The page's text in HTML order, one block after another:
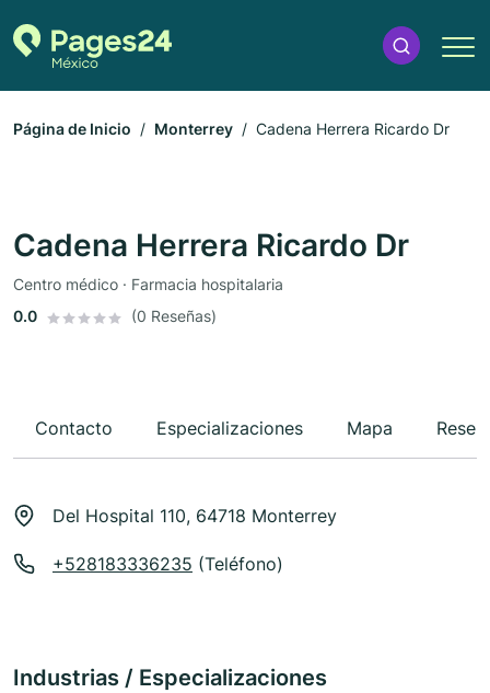
Página de Inicio Monterrey Cadena Herrera Ricardo Dr
Cadena Herrera Ricardo Dr
Centro médico · Farmacia hospitalaria
0.0
(0 Reseñas)
Contacto Especializaciones Mapa
Del Hospital 110, 64718 Monterrey
+528183336235 (Teléfono)
Industrias / Especializaciones